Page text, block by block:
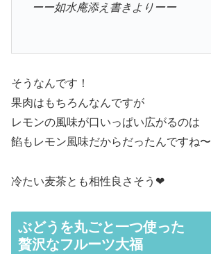
ーー如水庵添え書きよりーー
そうなんです！
果肉はもちろんなんですが
レモンの風味が口いっぱい広がるのは
餡もレモン風味だからだったんですね〜
冷たい麦茶とも相性良さそう❤︎
ぶどうを丸ごと一つ使った
贅沢なフルーツ大福